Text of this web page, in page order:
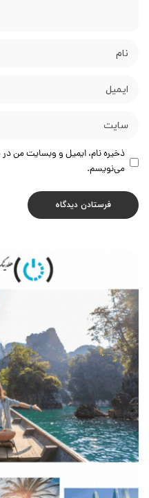
ذخیره نام، ایمیل و وبسایت من در
می‌نویسم.